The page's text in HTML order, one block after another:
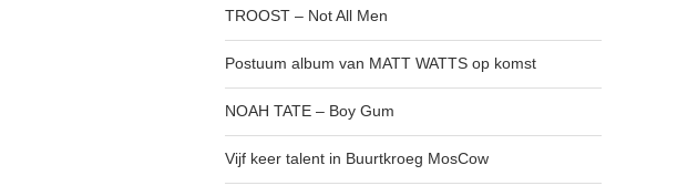
TROOST – Not All Men
Postuum album van MATT WATTS op komst
NOAH TATE – Boy Gum
Vijf keer talent in Buurtkroeg MosCow